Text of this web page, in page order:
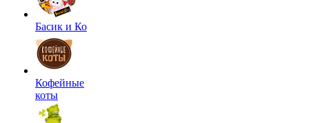
Басик и Ко
Кофейные
коты